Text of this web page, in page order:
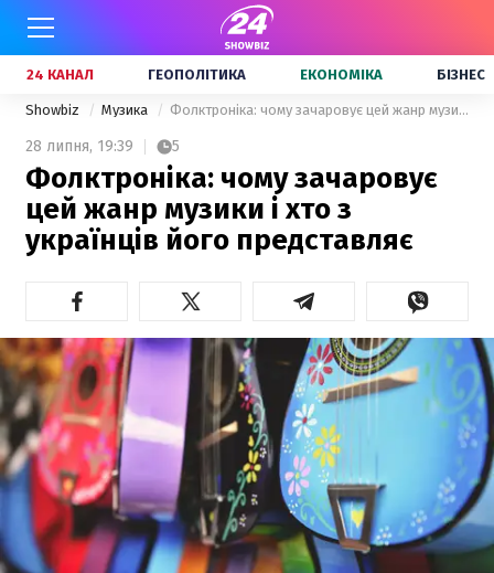
24 КАНАЛ ГЕОПОЛІТИКА ЕКОНОМІКА БІЗНЕС
Showbiz Музика Фолктроніка: чому зачаровує цей жанр музики і хто з українців його представляє
28 липня, 19:39 5
Фолктроніка: чому зачаровує
цей жанр музики і хто з
українців його представляє